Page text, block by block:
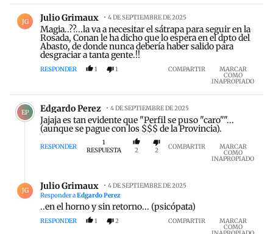
JG Julio Grimaux 4 DE SEPTIEMBRE DE 2025
Magia..??...la va a necesitar el sátrapa para seguir en la
Rosada, Conan le ha dicho que lo espera en el dpto del
Abasto, de donde nunca debería haber salido para
desgraciar a tanta gente.!!
RESPONDER 1 1 COMPARTIR MARCAR
COMO
INAPROPIADO
Comentario de Edgardo Perez.
EP Edgardo Perez 4 DE SEPTIEMBRE DE 2025
Jajaja es tan evidente que "Perfil se puso "caro""...
(aunque se pague con los $$$ de la Provincia).
RESPONDER
1
RESPUESTA
2 2 COMPARTIR MARCAR
COMO
INAPROPIADO
JG Julio Grimaux
4 DE SEPTIEMBRE DE 2025
Responder aEdgardo Perez
..en el horno y sin retorno... (psicópata)
RESPONDER 1 2 COMPARTIR MARCAR
COMO